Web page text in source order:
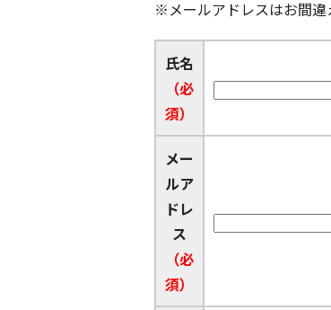
※メールアドレスはお間違
氏名
（必
須）
メー
ルア
ドレ
ス
（必
須）